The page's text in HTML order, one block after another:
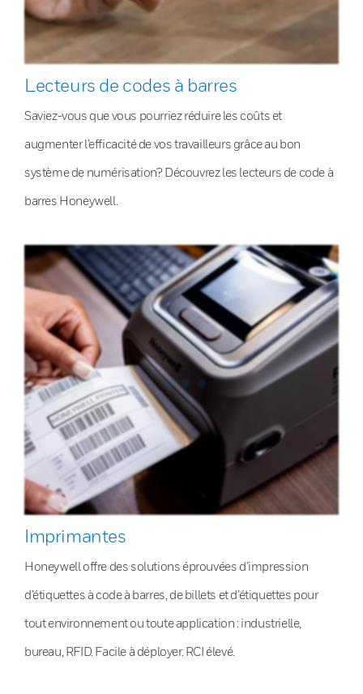
Lecteurs de codes à barres
Saviez-vous que vous pourriez réduire les coûts et
augmenter l’efficacité de vos travailleurs grâce au bon
système de numérisation? Découvrez les lecteurs de code à
barres Honeywell.
Imprimantes
Honeywell offre des solutions éprouvées d’impression
d’étiquettes à code à barres, de billets et d’étiquettes pour
tout environnement ou toute application : industrielle,
bureau, RFID. Facile à déployer. RCI élevé.